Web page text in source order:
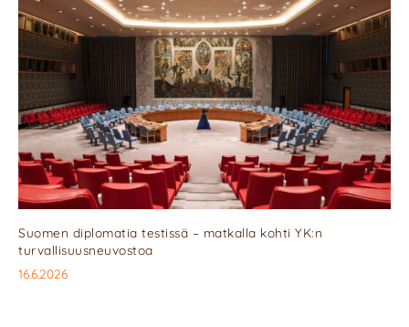
Suomen diplomatia testissä – matkalla kohti YK:n
turvallisuusneuvostoa
16.6.2026